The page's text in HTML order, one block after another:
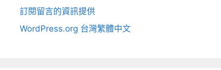
訂閱留言的資訊提供
WordPress.org 台灣繁體中文